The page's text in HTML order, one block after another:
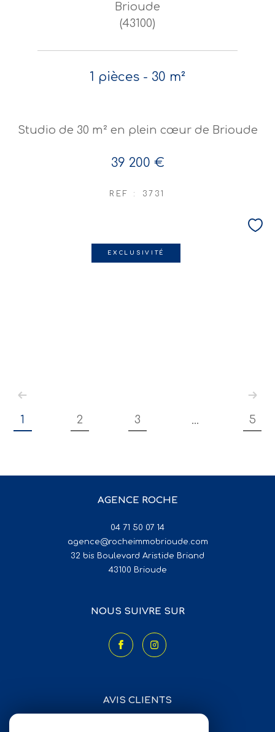
Brioude
(43100)
1 pièces - 30 m²
Studio de 30 m² en plein cœur de Brioude
39 200 €
REF : 3731
EXCLUSIVITÉ
1 2 3 ... 5
AGENCE ROCHE
04 71 50 07 14
agence@rocheimmobrioude.com
32 bis Boulevard Aristide Briand
43100
brioude
NOUS SUIVRE SUR
AVIS CLIENTS